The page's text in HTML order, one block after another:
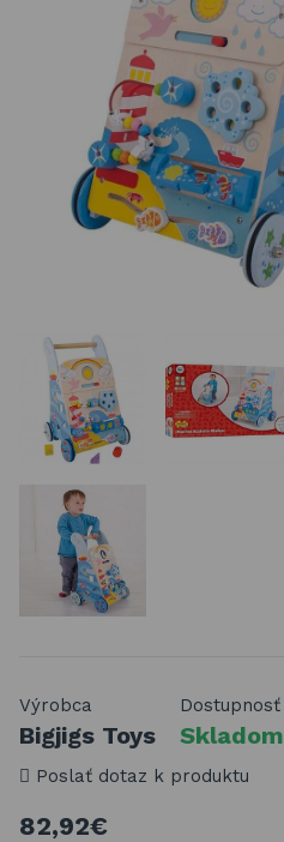
Výrobca
Bigjigs Toys
Dostupnosť
Skladom
Poslať dotaz k produktu
82,92€